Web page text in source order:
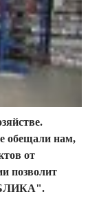
обещали нам,
от
позволит